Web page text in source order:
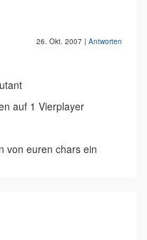
26. Okt. 2007 | Antworten
auf 1 Vierplayer
von euren chars ein